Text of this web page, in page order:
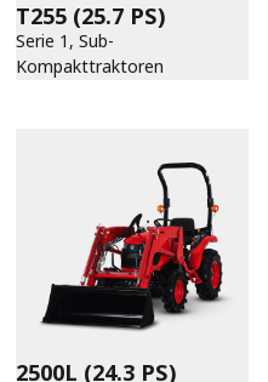
T255 (25.7 PS)
Serie 1, Sub-
Kompakttraktoren
2500L (24.3 PS)